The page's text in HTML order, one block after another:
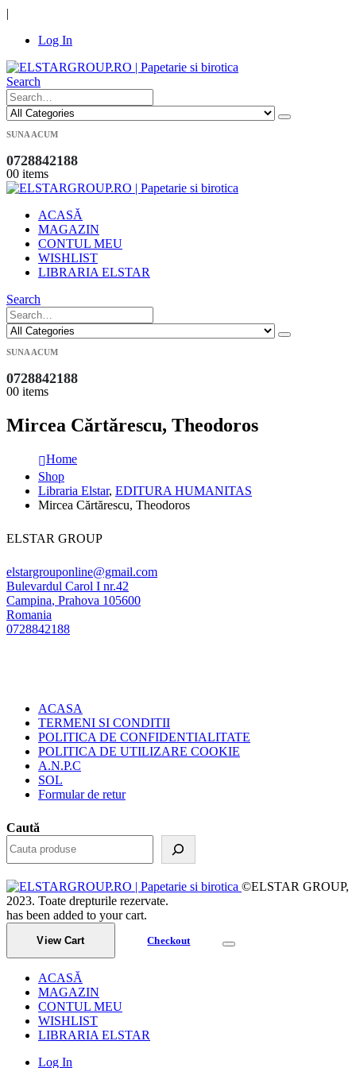
|
Log In
Search
SUNA ACUM
0728842188
00 items
ACASĂ
MAGAZIN
CONTUL MEU
WISHLIST
LIBRARIA ELSTAR
Search
SUNA ACUM
0728842188
00 items
Mircea Cărtărescu, Theodoros
Home
Shop
Libraria Elstar, EDITURA HUMANITAS
Mircea Cărtărescu, Theodoros
ELSTAR GROUP
elstargrouponline@gmail.com
Bulevardul Carol I nr.42
Campina, Prahova 105600
Romania
0728842188
ACASA
TERMENI SI CONDITII
POLITICA DE CONFIDENTIALITATE
POLITICA DE UTILIZARE COOKIE
A.N.P.C
SOL
Formular de retur
Caută
©ELSTAR GROUP,
2023. Toate drepturile rezervate.
has been added to your cart.
View Cart Checkout
ACASĂ
MAGAZIN
CONTUL MEU
WISHLIST
LIBRARIA ELSTAR
Log In